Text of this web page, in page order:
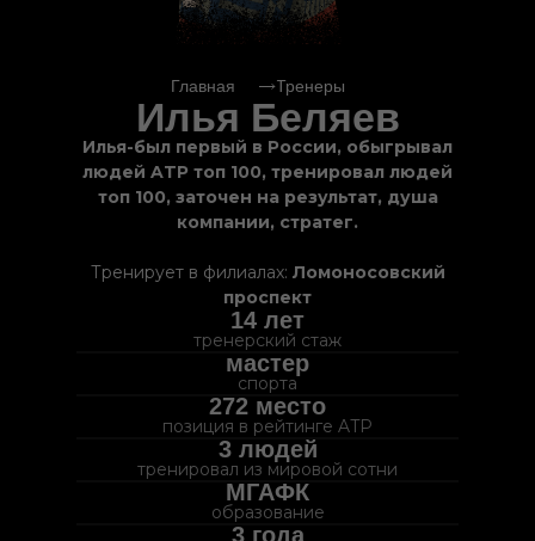
Главная Тренеры
Илья Беляев
Илья-был первый в России, обыгрывал
людей ATP топ 100, тренировал людей
топ 100, заточен на результат, душа
компании, стратег.
Тренирует в филиалах: Ломоносовский
проспект
14 лет
тренерский стаж
мастер
спорта
272 место
позиция в рейтинге ATP
3 людей
тренировал из мировой сотни
МГАФК
образование
3 года